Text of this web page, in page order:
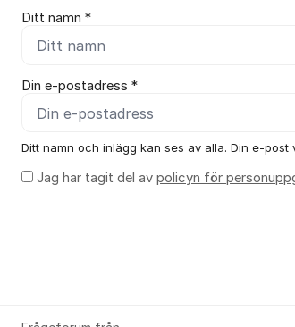
Ditt namn *
Din e-postadress *
Ditt namn och inlägg kan ses av alla. Din e-post
Jag har tagit del av policyn för